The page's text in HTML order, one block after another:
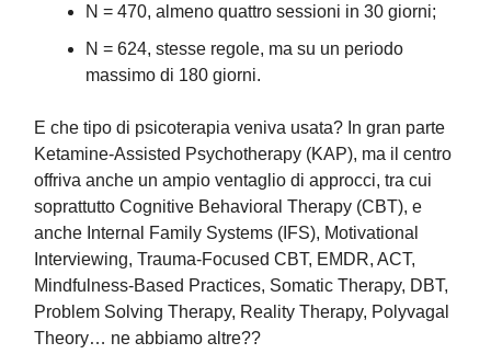
N = 470, almeno quattro sessioni in 30 giorni;
N = 624, stesse regole, ma su un periodo
massimo di 180 giorni.
E che tipo di psicoterapia veniva usata? In gran parte
Ketamine-Assisted Psychotherapy (KAP), ma il centro
offriva anche un ampio ventaglio di approcci, tra cui
soprattutto Cognitive Behavioral Therapy (CBT), e
anche Internal Family Systems (IFS), Motivational
Interviewing, Trauma-Focused CBT, EMDR, ACT,
Mindfulness-Based Practices, Somatic Therapy, DBT,
Problem Solving Therapy, Reality Therapy, Polyvagal
Theory… ne abbiamo altre??